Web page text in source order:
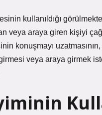
kullanıldığı
veya araya giren kişiyi
konuşmayı uzatmasının,
veya araya girmek